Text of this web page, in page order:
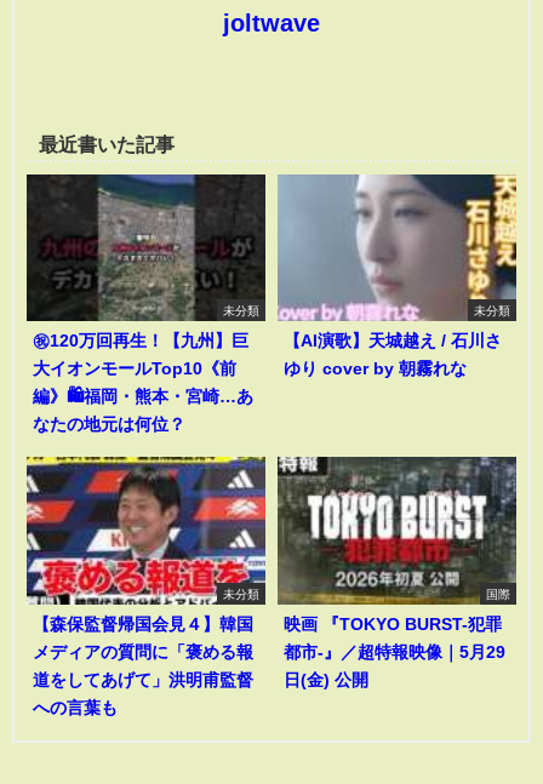
joltwave
最近書いた記事
未分類
㊗️120万回再生！【九州】巨
大イオンモールTop10《前
編》🛍️福岡・熊本・宮崎…あ
なたの地元は何位？
未分類
【AI演歌】天城越え / 石川さ
ゆり cover by 朝霧れな
未分類
【森保監督帰国会見４】韓国
メディアの質問に「褒める報
道をしてあげて」洪明甫監督
への言葉も
国際
映画 『TOKYO BURST-犯罪
都市-』／超特報映像｜5月29
日(金) 公開